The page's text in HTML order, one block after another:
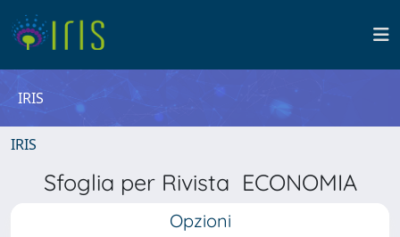
IRIS
IRIS
Sfoglia per Rivista ECONOMIA
Opzioni